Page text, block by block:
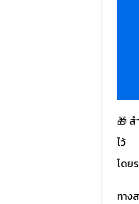
🎁 ส
ไว้
โดย
ทาง